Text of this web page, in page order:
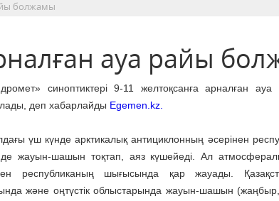
болжамы
ауа райы
синоптиктері 9-11 желтоқсанға арналған
деп хабарлайды Egemen.kz.
үш күнде арктикалық антициклонның әсерінен
жауын-шашын тоқтап, аяз күшейеді. Ал
республиканың шығысында қар жауады.
және оңтүстік облыстарында жауын-шашын (жаңбыр,